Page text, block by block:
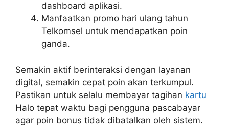
dashboard aplikasi.
Manfaatkan promo hari ulang tahun
Telkomsel untuk mendapatkan poin
ganda.
Semakin aktif berinteraksi dengan layanan
digital, semakin cepat poin akan terkumpul.
Pastikan untuk selalu membayar tagihan kartu
Halo tepat waktu bagi pengguna pascabayar
agar poin bonus tidak dibatalkan oleh sistem.